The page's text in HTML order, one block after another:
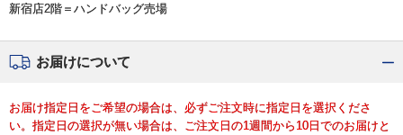
新宿店2階＝ハンドバッグ売場
お届けについて
お届け指定日をご希望の場合は、必ずご注文時に指定日を選択くださ
い。指定日の選択が無い場合は、ご注文日の1週間から10日でのお届けと